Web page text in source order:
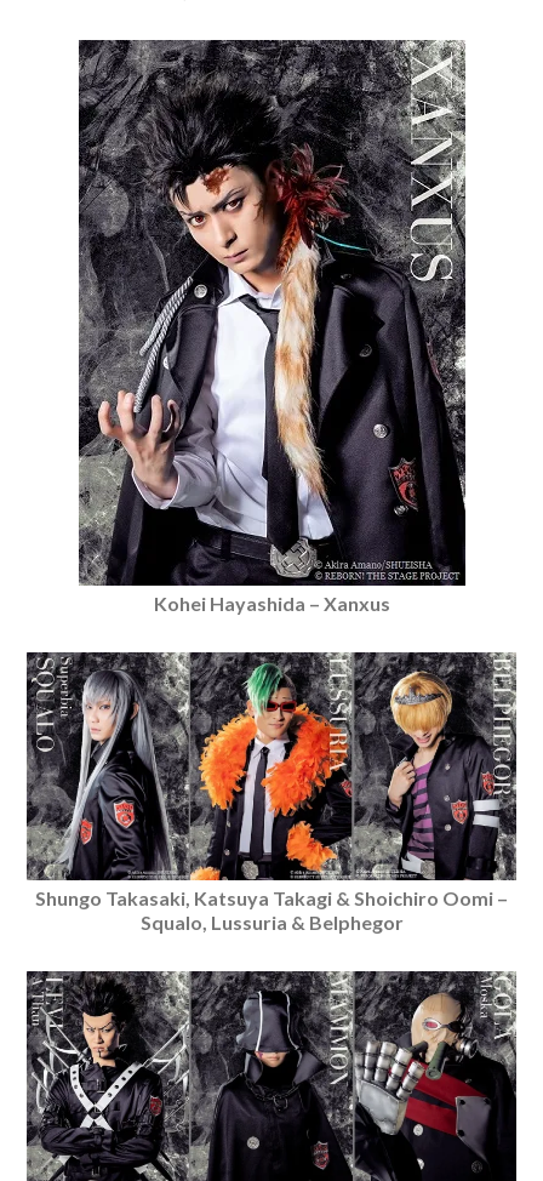
Kohei Hayashida – Xanxus
Shungo Takasaki, Katsuya Takagi & Shoichiro Oomi –
Squalo, Lussuria & Belphegor